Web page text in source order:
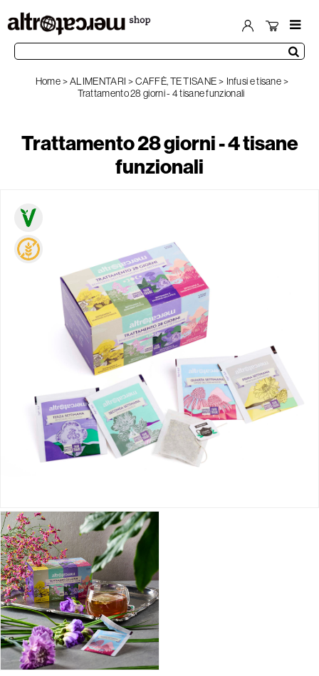
Home ALIMENTARI CAFFÈ, TE TISANE
Infusi e tisane
Trattamento 28 giorni - 4 tisane funzionali
Trattamento 28 giorni - 4 tisane
funzionali